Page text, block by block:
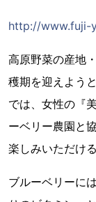
http://www.fuji-
高原野菜の産地
穫期を迎えよう
では、女性の『
ーベリー農園と
楽しみいただけ
ブルーベリーに